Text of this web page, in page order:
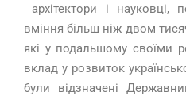
архітектори і науковці,
вміння більш ніж двом
які у подальшому своїми
вклад у розвиток
були відзначені